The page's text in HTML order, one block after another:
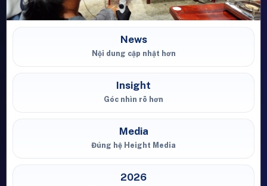
News
Nội dung cập nhật hơn
Insight
Góc nhìn rõ hơn
Media
Đúng hệ Height Media
2026